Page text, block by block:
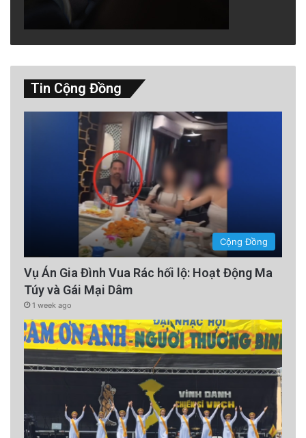
Tin Cộng Đồng
Cộng Đồng
Vụ Án Gia Đình Vua Rác hối lộ: Hoạt Động Ma
Túy và Gái Mại Dâm
1 week ago